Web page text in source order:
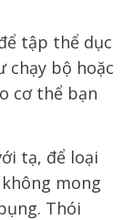
tập thể dục
chạy bộ hoặc
cơ thể bạn
tạ, để loại
mong
Thói